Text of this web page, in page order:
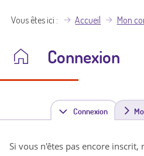
Vous êtes ici Accueil Mon
Connexion
Connexion(
n
Si vous n'êtes pas encore inscrit,